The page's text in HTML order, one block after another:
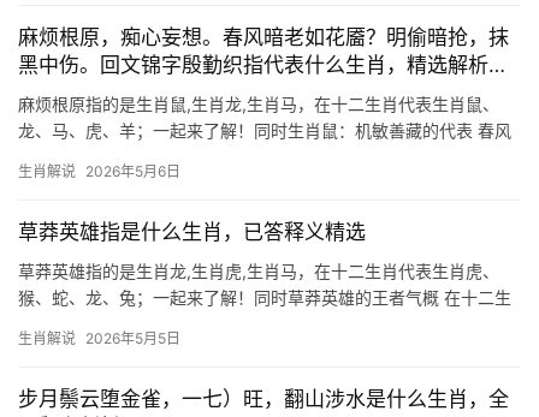
麻烦根原，痴心妄想。春风暗老如花靥？明偷暗抢，抹
黑中伤。回文锦字殷勤织指代表什么生肖，精选解析落
实
麻烦根原指的是生肖鼠,生肖龙,生肖马，在十二生肖代表生肖鼠、
龙、马、虎、羊；一起来了解！同时生肖鼠：机敏善藏的代表 春风
调，内藏锋芒，2024甲辰年对属鼠者而言，是“吉凶并存”的转折
生肖解说 2026年5月6日
草莽英雄指是什么生肖，已答释义精选
草莽英雄指的是生肖龙,生肖虎,生肖马，在十二生肖代表生肖虎、
猴、蛇、龙、兔；一起来了解！同时草莽英雄的王者气概 在十二生
其胆识与魄力与江湖豪杰如出一辙，成语“虎踞龙盘”便暗喻此类人物
生肖解说 2026年5月5日
步月鬃云堕金雀，一七）旺，翻山涉水是什么生肖，全